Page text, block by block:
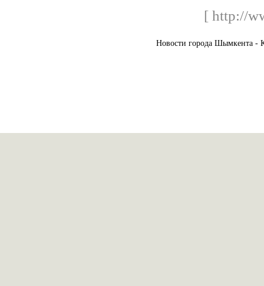
[ http://
Новости города Шымкента -